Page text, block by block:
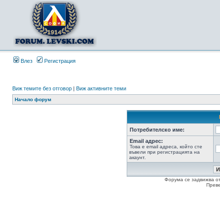
Влез Регистрация
Виж темите без отговор | Виж активните теми
Начало форум
Потребителско име:
Email адрес:
Това е email адреса, който сте
въвели при регистрацията на
акаунт.
Форума се задвижва